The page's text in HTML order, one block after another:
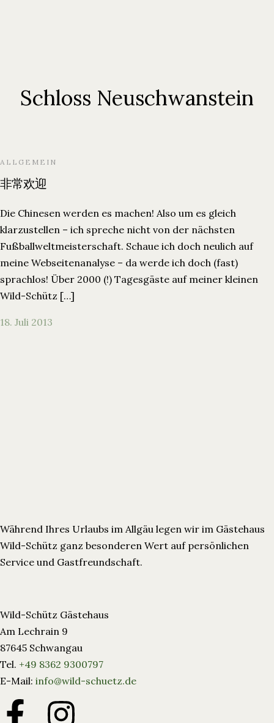
Schloss Neuschwanstein
ALLGEMEIN
非常欢迎
Die Chinesen werden es machen! Also um es gleich
klarzustellen – ich spreche nicht von der nächsten
Fußballweltmeisterschaft. Schaue ich doch neulich auf
meine Webseitenanalyse – da werde ich doch (fast)
sprachlos! Über 2000 (!) Tagesgäste auf meiner kleinen
Wild-Schütz […]
18. Juli 2013
Während Ihres Urlaubs im Allgäu legen wir im Gästehaus
Wild-Schütz ganz besonderen Wert auf persönlichen
Service und Gastfreundschaft.
Wild-Schütz Gästehaus
Am Lechrain 9
87645 Schwangau
Tel. +49 8362 9300797
E-Mail: info@wild-schuetz.de